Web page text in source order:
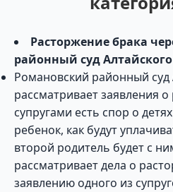
Расторжение брака
районный суд
Романовский районный суд
рассматривает заявления
супругами есть спор о
ребенок, как будут
второй родитель будет с
рассматривает дела о
заявлению одного из